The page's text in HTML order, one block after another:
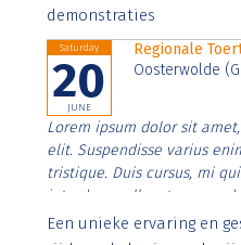
demonstraties
Saturday
20
JUNE
Regionale
Oosterwolde
Lorem ipsum dolor sit
elit. Suspendisse varius
tristique. Duis cursus, mi
interdum nulla, ut
Aenean faucibus nibh et
imperdiet. Nunc ut sem
Een unieke ervaring en